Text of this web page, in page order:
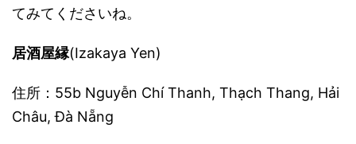
てみてくださいね。
居酒屋縁(Izakaya Yen)
住所：55b Nguyễn Chí Thanh, Thạch Thang, Hải
Châu, Đà Nẵng